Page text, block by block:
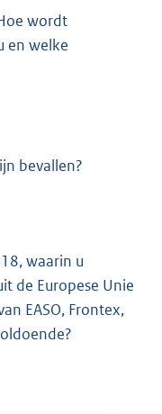
wordt
en welke
bevallen?
waarin u
de Europese Unie
EASO, Frontex,